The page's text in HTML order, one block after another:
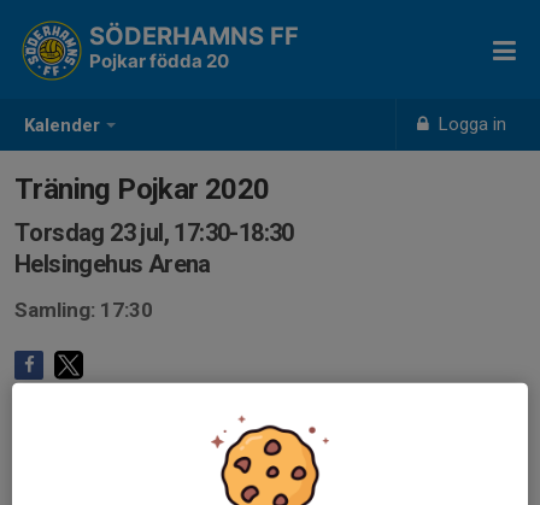
Kalender Logga in
SÖDERHAMNS FF
Pojkar födda 20
Träning Pojkar 2020
Torsdag 23 jul, 17:30-18:30
Helsingehus Arena
Samling: 17:30